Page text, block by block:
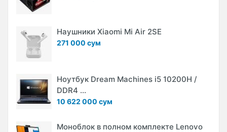
Наушники Xiaomi Mi Air 2SE
271 000 сум
Ноутбук Dream Machines i5 10200H /
DDR4 ...
10 622 000 сум
Моноблок в полном комплекте Lenovo